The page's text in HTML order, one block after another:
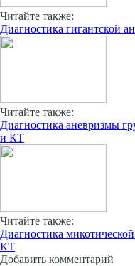
Читайте также:
Диагностика гигантской
Читайте также:
Диагностика аневризмы
и КТ
Читайте также:
Диагностика
КТ
Добавить комментарий